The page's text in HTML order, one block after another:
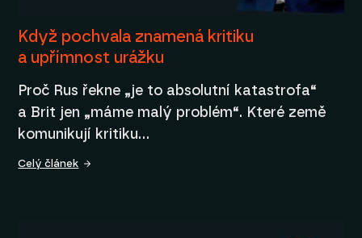
Když pochvala znamená kritiku
a upřímnost urážku
Proč Rus řekne „je to absolutní katastrofa“
a Brit jen „máme malý problém“. Které země
komunikují kritiku…
Celý článek